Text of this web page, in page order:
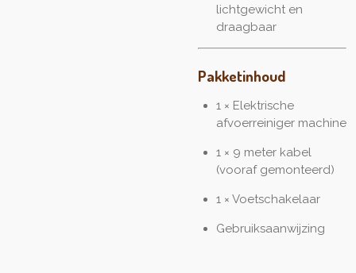
lichtgewicht en
draagbaar
Pakketinhoud
1 × Elektrische
afvoerreiniger machine
1 × 9 meter kabel
(vooraf gemonteerd)
1 × Voetschakelaar
Gebruiksaanwijzing